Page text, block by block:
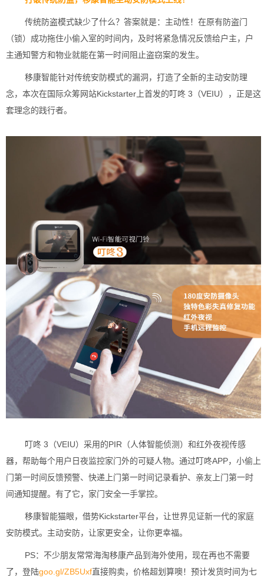
传统防盗模式缺少了什么？答案就是：主动性！在原有防盗门
（锁）成功拖住小偷入室的时间内，及时将紧急情况反馈给户主，户
主通知警方和物业就能在第一时间阻止盗窃案的发生。
移康智能针对传统安防模式的漏洞，打造了全新的主动安防理
念，本次在国际众筹网站Kickstarter上首发的叮咚 3（VEIU），正是这
套理念的践行者。
叮咚 3（VEIU）采用的PIR（人体智能侦测）和红外夜视传感
器，帮助每个用户日夜监控家门外的可疑人物。通过叮咚APP，小偷上
门第一时间反馈预警、快递上门第一时间记录看护、亲友上门第一时
间通知提醒。有了它，家门安全一手掌控。
移康智能猫眼，借势Kickstarter平台，让世界见证新一代的家庭
安防模式。主动安防，让家更安全，让你更幸福。
PS：不少朋友常常海淘移康产品到海外使用，现在再也不需要
了，登陆goo.gl/ZB5Uxf直接购卖，价格超划算噢！预计发货时间为七